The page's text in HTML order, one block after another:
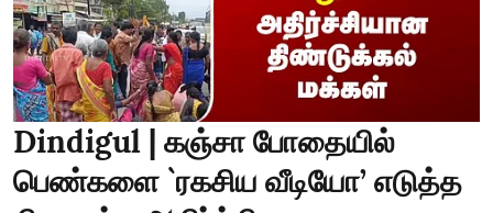
Dindigul | கஞ்சா போதையில்
பெண்களை `ரகசிய வீடியோ’ எடுத்த